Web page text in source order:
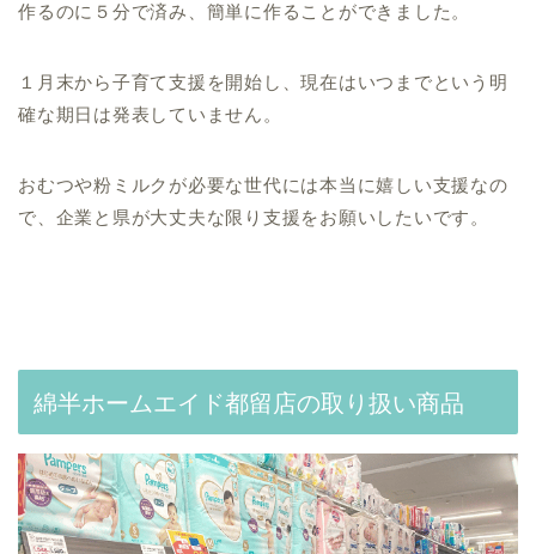
作るのに５分で済み、簡単に作ることができました。
１月末から子育て支援を開始し、現在はいつまでという明
確な期日は発表していません。
おむつや粉ミルクが必要な世代には本当に嬉しい支援なの
で、企業と県が大丈夫な限り支援をお願いしたいです。
綿半ホームエイド都留店の取り扱い商品